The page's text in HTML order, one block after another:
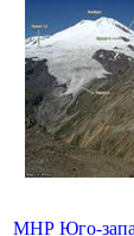
МНР Юго-